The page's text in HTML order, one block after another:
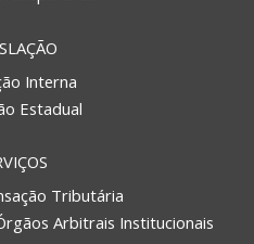
Interna
Estadual
Tributária
Arbitrais Institucionais